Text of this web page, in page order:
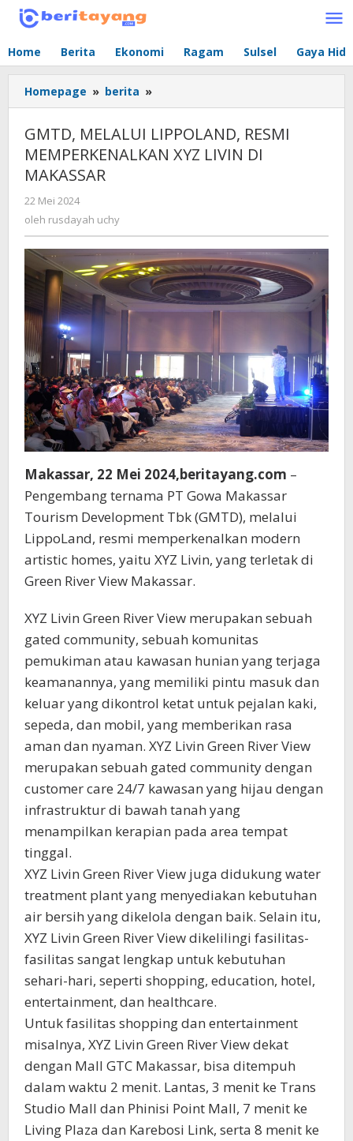
Lewati
Home Berita Ekonomi Ragam Sulsel Gaya
Homepage » berita »
MELALUI
RESMI
MEMPERKENALKAN
GMTD, MELALUI LIPPOLAND, RESMI
MEMPERKENALKAN XYZ LIVIN DI
MAKASSAR
22 Mei 2024
rusdayah
oleh rusdayah uchy
Makassar, 22 Mei 2024,beritayang.com –
Pengembang ternama PT Gowa Makassar
Tourism Development Tbk (GMTD), melalui
LippoLand, resmi memperkenalkan modern
artistic homes, yaitu XYZ Livin, yang terletak di
Green River View Makassar.
XYZ Livin Green River View merupakan sebuah
gated community, sebuah komunitas
pemukiman atau kawasan hunian yang terjaga
keamanannya, yang memiliki pintu masuk dan
keluar yang dikontrol ketat untuk pejalan kaki,
sepeda, dan mobil, yang memberikan rasa
aman dan nyaman. XYZ Livin Green River View
merupakan sebuah gated community dengan
customer care 24/7 kawasan yang hijau dengan
infrastruktur di bawah tanah yang
menampilkan kerapian pada area tempat
tinggal.
XYZ Livin Green River View juga didukung water
treatment plant yang menyediakan kebutuhan
air bersih yang dikelola dengan baik. Selain itu,
XYZ Livin Green River View dikelilingi fasilitas-
fasilitas sangat lengkap untuk kebutuhan
sehari-hari, seperti shopping, education, hotel,
entertainment, dan healthcare.
Untuk fasilitas shopping dan entertainment
misalnya, XYZ Livin Green River View dekat
dengan Mall GTC Makassar, bisa ditempuh
dalam waktu 2 menit. Lantas, 3 menit ke Trans
Studio Mall dan Phinisi Point Mall, 7 menit ke
Living Plaza dan Karebosi Link, serta 8 menit ke